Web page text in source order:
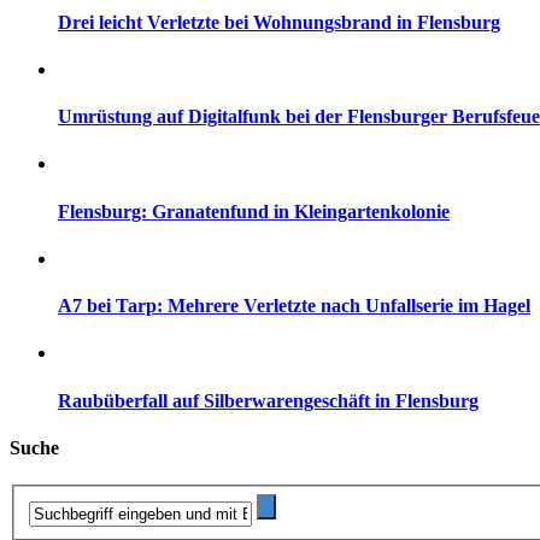
Drei leicht Verletzte bei Wohnungsbrand in Flensburg
Umrüstung auf Digitalfunk bei der Flensburger
Flensburg: Granatenfund in Kleingartenkolonie
A7 bei Tarp: Mehrere Verletzte nach Unfallserie im Hagel
Raubüberfall auf Silberwarengeschäft in Flensburg
Suche